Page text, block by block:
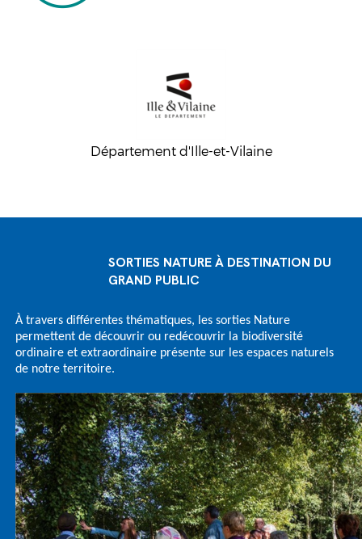
Département d'Ille-et-Vilaine
SORTIES NATURE À DESTINATION DU
GRAND PUBLIC
À travers différentes thématiques, les sorties Nature
permettent de découvrir ou redécouvrir la biodiversité
ordinaire et extraordinaire présente sur les espaces naturels
de notre territoire.